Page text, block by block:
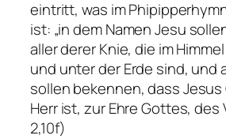
eintritt, was im
ist: „in dem Namen Jesu
aller derer Knie, die im
und unter der Erde sind, und
sollen bekennen, dass
Herr ist, zur Ehre Gottes, des
2,10f)